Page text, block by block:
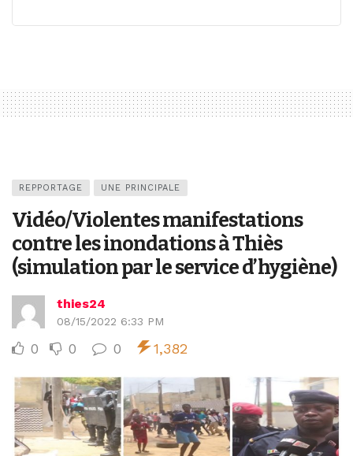
REPPORTAGE UNE PRINCIPALE
Vidéo/Violentes manifestations
contre les inondations à Thiès
(simulation par le service d’hygiène)
thies24
08/15/2022 6:33 PM
0 0 0 1,382